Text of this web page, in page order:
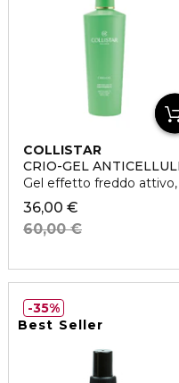
COLLISTAR
CRIO-GEL
Gel effetto freddo attivo,
36,00 €
60,00 €
Best Seller
35%